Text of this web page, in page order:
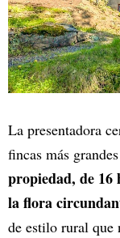
La presentadora
fincas más
propiedad, de 16
la flora
de estilo rural que